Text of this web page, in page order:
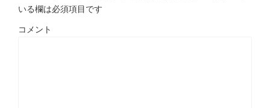
いる欄は必須項目です
コメント